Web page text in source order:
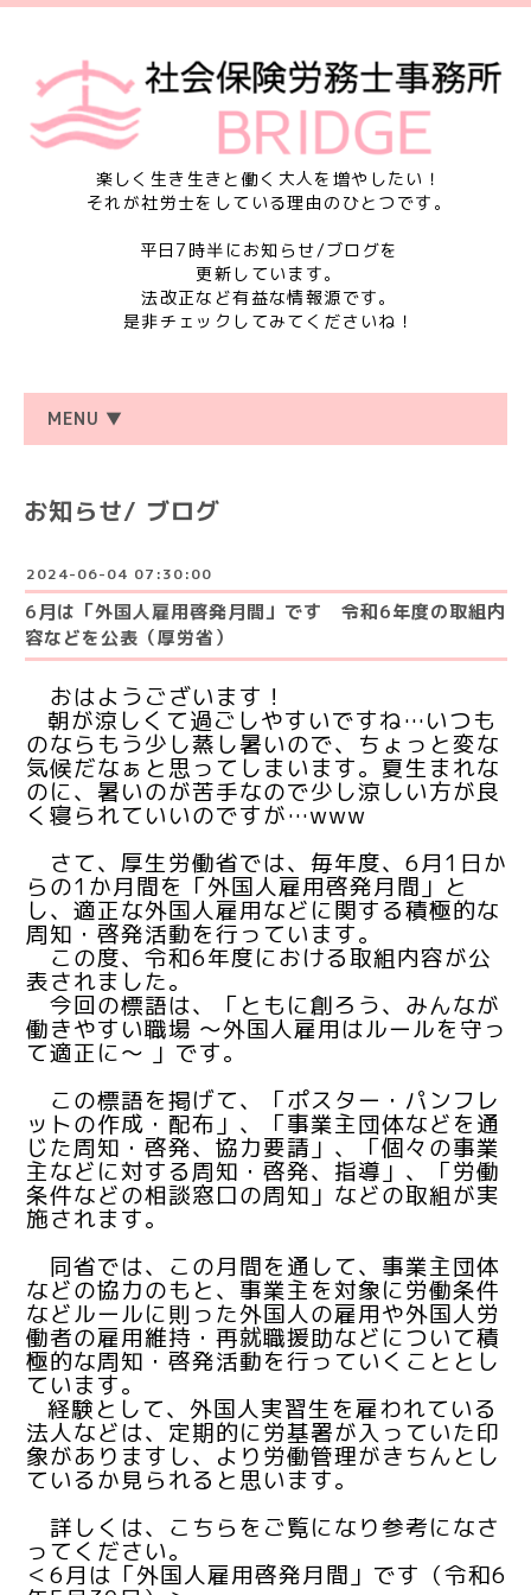
楽しく生き生きと働く大人を増やしたい！
それが社労士をしている理由のひとつです。
平日7時半にお知らせ/ブログを
更新しています。
法改正など有益な情報源です。
是非チェックしてみてくださいね！
MENU ▼
お知らせ/ ブログ
2024-06-04 07:30:00
6月は「外国人雇用啓発月間」です 令和6年度の取組内
容などを公表（厚労省）
おはようございます！
朝が涼しくて過ごしやすいですね…いつも
のならもう少し蒸し暑いので、ちょっと変な
気候だなぁと思ってしまいます。夏生まれな
のに、暑いのが苦手なので少し涼しい方が良
く寝られていいのですが…www
さて、 厚生労働省では、毎年度、6月1日か
らの1か月間を「外国人雇用啓発月間」と
し、適正な外国人雇用などに関する積極的な
周知・啓発活動を行っています。
この度、令和6年度における取組内容が公
表されました。
今回の標語は、「ともに創ろう、みんなが
働きやすい職場 ～外国人雇用はルールを守っ
て適正に～ 」です。
この標語を掲げて、「ポスター・パンフレ
ットの作成・配布」、「事業主団体などを通
じた周知・啓発、協力要請」、「個々の事業
主などに対する周知・啓発、指導」、「労働
条件などの相談窓口の周知」などの取組が実
施されます。
同省では、この月間を通して、事業主団体
などの協力のもと、事業主を対象に労働条件
などルールに則った外国人の雇用や外国人労
働者の雇用維持・再就職援助などについて積
極的な周知・啓発活動を行っていくこととし
ています。
経験として、外国人実習生を雇われている
法人などは、定期的に労基署が入っていた印
象がありますし、より労働管理がきちんとし
ているか見られると思います。
詳しくは、こちらをご覧になり参考になさ
ってください。
＜6月は「外国人雇用啓発月間」です（令和6